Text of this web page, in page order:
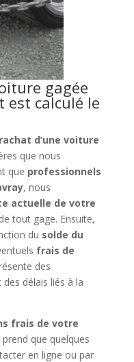
gagée
est calculé le
d’une voiture
que nous
que professionnels
, nous
actuelle de votre
tout gage. Ensuite,
du solde du
frais de
des
délais liés à la
frais de votre
que quelques
en ligne ou par